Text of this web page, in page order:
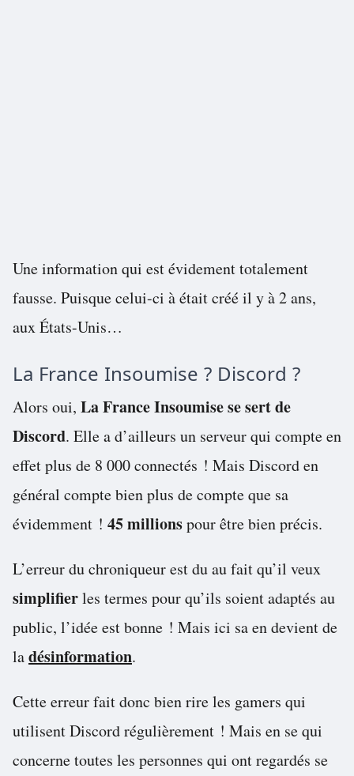
Une information qui est évidement totalement
fausse. Puisque celui-ci à était créé il y à 2 ans,
aux États-Unis…
La France Insoumise ? Discord ?
Alors oui, La France Insoumise se sert de
Discord. Elle a d’ailleurs un serveur qui compte en
effet plus de 8 000 connectés ! Mais Discord en
général compte bien plus de compte que sa
évidemment ! 45 millionspour être bien précis.
L’erreur du chroniqueur est du au fait qu’il veux
simplifierles termes pour qu’ils soient adaptés au
public, l’idée est bonne ! Mais ici sa en devient de
ladésinformation.
Cette erreur fait donc bien rire les gamers qui
utilisent Discord régulièrement ! Mais en se qui
concerne toutes les personnes qui ont regardés se